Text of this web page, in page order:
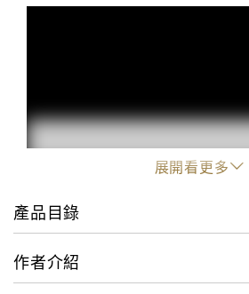
展開看更多
產品目錄
作者介紹